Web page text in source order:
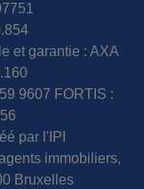
et garantie : AXA
9607 FORTIS :
par l'IPI
immobiliers,
Bruxelles